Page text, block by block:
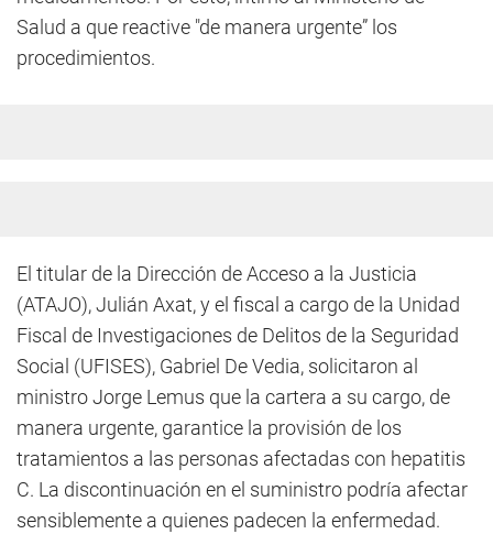
Salud a que reactive "de manera urgente” los
procedimientos.
El titular de la Dirección de Acceso a la Justicia
(ATAJO), Julián Axat, y el fiscal a cargo de la Unidad
Fiscal de Investigaciones de Delitos de la Seguridad
Social (UFISES), Gabriel De Vedia, solicitaron al
ministro Jorge Lemus que la cartera a su cargo, de
manera urgente, garantice la provisión de los
tratamientos a las personas afectadas con hepatitis
C. La discontinuación en el suministro podría afectar
sensiblemente a quienes padecen la enfermedad.